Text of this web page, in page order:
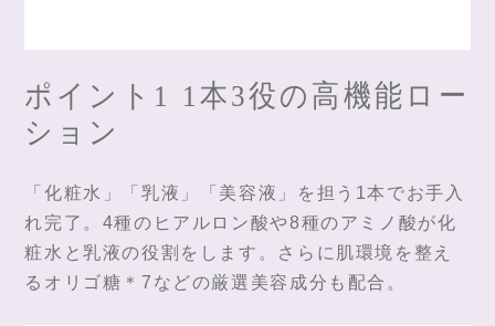
ポイント1 1本3役の高機能ロー
ション
「化粧水」「乳液」「美容液」を担う1本でお手入
れ完了。4種のヒアルロン酸や8種のアミノ酸が化
粧水と乳液の役割をします。さらに肌環境を整え
るオリゴ糖＊7などの厳選美容成分も配合。